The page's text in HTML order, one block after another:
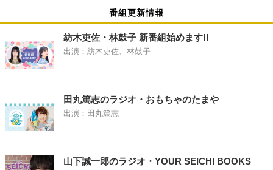
番組更新情報
紡木吏佐・林鼓子 新番組始めます!!
出演：紡木吏佐、林鼓子
田丸篤志のラジオ・おもちゃのたまや
出演：田丸篤志
山下誠一郎のラジオ・YOUR SEICHI BOOKS